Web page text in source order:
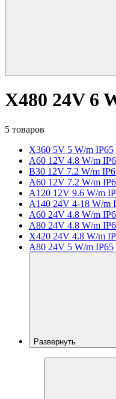
X480 24V 6
5 товаров
X360 5V 5 W/m IP65
A60 12V 4.8 W/m
B30 12V 7.2 W/m
A60 12V 7.2 W/m
A120 12V 9.6 W/m
A140 24V 4-18 W/m
A60 24V 4.8 W/m
A80 24V 4.8 W/m
X420 24V 4.8 W/m
A80 24V 5 W/m IP65
Развернуть